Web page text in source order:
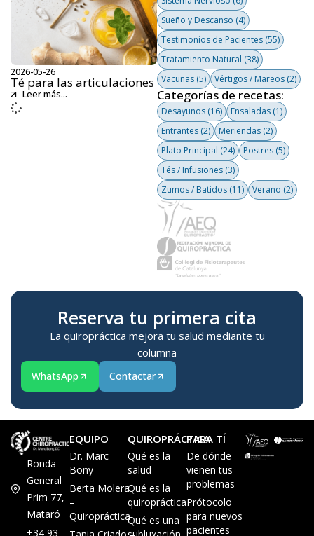
2026-05-26
Té para las articulaciones
Leer más...
Sueño y Descanso (4)
Testimonios de Pacientes (55)
Tratamiento Natural (38)
Vacunas (5) Vértigos / Mareos (2)
Categorías de recetas:
Desayunos (16) Ensaladas (1)
Entrantes (2) Meriendas (2)
Plato Principal (24) Postres (5)
Tés / Infusiones (3)
Zumos / Batidos (11) Verano (2)
Reserva tu primera cita
La quiropráctica mejora tu salud mediante tu
columna
WhatsApp Contactar
Ronda
General
Prim 77,
Mataró
+34 93
EQUIPO
Dr. Marc
Bony
Berta Molera
–
Quiropráctica
QUIROPRÁCTICA
Qué es la
salud
Qué es la
quiropráctica
Qué es una
PARA TÍ
De dónde
vienen tus
problemas
Prótocolo
para nuevos
pacientes